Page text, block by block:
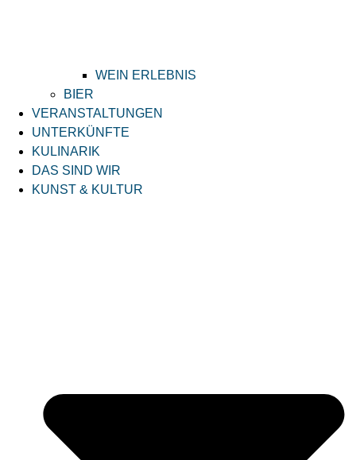
WEIN ERLEBNIS
BIER
VERANSTALTUNGEN
UNTERKÜNFTE
KULINARIK
DAS SIND WIR
KUNST & KULTUR